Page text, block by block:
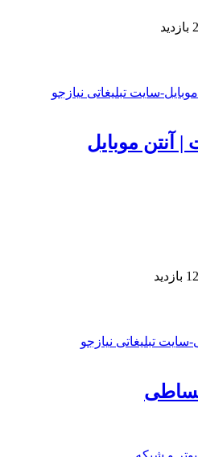
| آنتن موبایل